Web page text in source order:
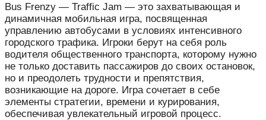
Bus Frenzy — Traffic Jam — это захватывающая и
динамичная мобильная игра, посвященная
управлению автобусами в условиях интенсивного
городского трафика. Игроки берут на себя роль
водителя общественного транспорта, которому нужно
не только доставить пассажиров до своих остановок,
но и преодолеть трудности и препятствия,
возникающие на дороге. Игра сочетает в себе
элементы стратегии, времени и курирования,
обеспечивая увлекательный игровой процесс.